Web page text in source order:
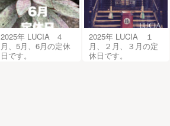
2025年 LUCIA 4
月、5月、6月の定休
日です。
2025年 LUCIA １
月、２月、３月の定
休日です。